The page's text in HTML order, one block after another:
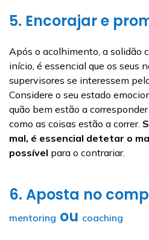
5. Encorajar e
Após o acolhimento, a solidão
início, é essencial que os seus
supervisores se interessem
Considere o seu estado
quão bem estão a
como as coisas estão a correr.
mal, é essencial detetar o
possível para o contrariar.
6. Aposta no
mentoring ou coaching